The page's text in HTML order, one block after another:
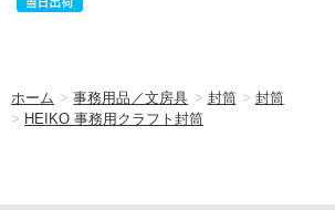
ホーム >事務用品／文房具 > 封筒 > 封筒
> HEIKO 事務用クラフト封筒